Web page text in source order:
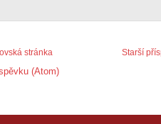
Starší
stránka
(Atom)